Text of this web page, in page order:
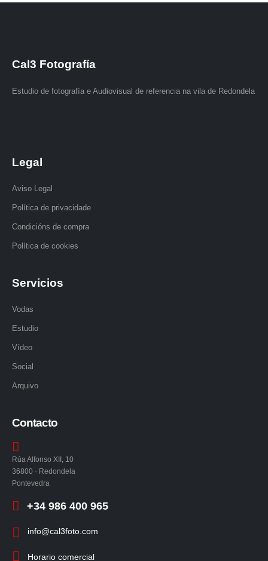
Cal3 Fotografía
Estudio de fotografía e Audiovisual de referencia na vila de Redondela
Legal
Aviso Legal
Política de privacidade
Condicións de compra
Política de cookies
Servicios
Vodas
Estudio
Vídeo
Social
Arquivo
Contacto
Rúa Alfonso XII, 10
36800 · Redondela
Pontevedra
+34 986 400 965
info@cal3foto.com
Horario comercial